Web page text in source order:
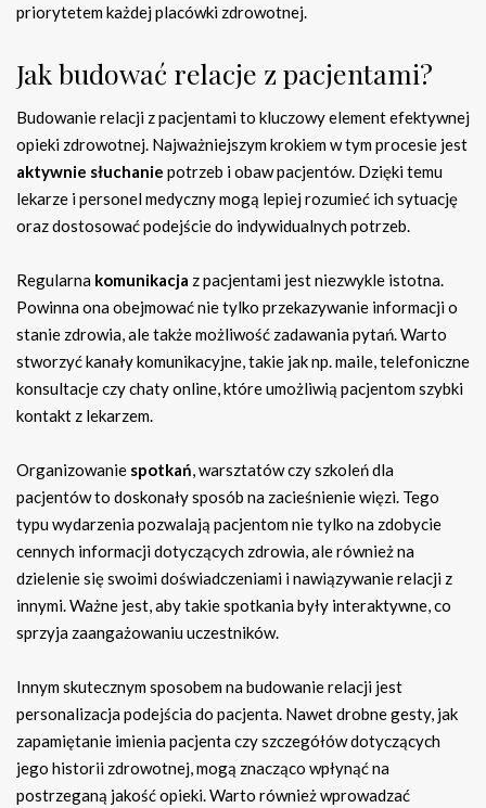
priorytetem każdej placówki zdrowotnej.
Jak budować relacje z pacjentami?
Budowanie relacji z pacjentami to kluczowy element efektywnej
opieki zdrowotnej. Najważniejszym krokiem w tym procesie jest
aktywnie słuchanie potrzeb i obaw pacjentów. Dzięki temu
lekarze i personel medyczny mogą lepiej rozumieć ich sytuację
oraz dostosować podejście do indywidualnych potrzeb.
Regularna komunikacja z pacjentami jest niezwykle istotna.
Powinna ona obejmować nie tylko przekazywanie informacji o
stanie zdrowia, ale także możliwość zadawania pytań. Warto
stworzyć kanały komunikacyjne, takie jak np. maile, telefoniczne
konsultacje czy chaty online, które umożliwią pacjentom szybki
kontakt z lekarzem.
Organizowanie spotkań, warsztatów czy szkoleń dla
pacjentów to doskonały sposób na zacieśnienie więzi. Tego
typu wydarzenia pozwalają pacjentom nie tylko na zdobycie
cennych informacji dotyczących zdrowia, ale również na
dzielenie się swoimi doświadczeniami i nawiązywanie relacji z
innymi. Ważne jest, aby takie spotkania były interaktywne, co
sprzyja zaangażowaniu uczestników.
Innym skutecznym sposobem na budowanie relacji jest
personalizacja podejścia do pacjenta. Nawet drobne gesty, jak
zapamiętanie imienia pacjenta czy szczegółów dotyczących
jego historii zdrowotnej, mogą znacząco wpłynąć na
postrzeganą jakość opieki. Warto również wprowadzać